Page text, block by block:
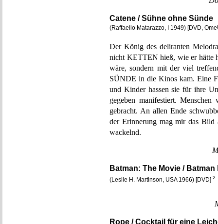
Catene / Sühne ohne Sünde
(Raffaello Matarazzo, I 1949) [DVD,
Der König des deliranten
nicht KETTEN hieß, wie er hätte
wäre, sondern mit der viel
SÜNDE in die Kinos kam. Eine
und Kinder hassen sie für ihre
gegeben manifestiert.
gebracht. An allen Ende
der Erinnerung mag mir das
wackelnd.
Batman: The Movie /
(Leslie H. Martinson, USA 1966) [DVD] 2
Rope / Cocktail für eine